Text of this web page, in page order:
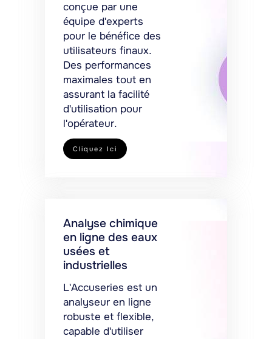
conçue par une
équipe d'experts
pour le bénéfice des
utilisateurs finaux.
Des performances
maximales tout en
assurant la facilité
d'utilisation pour
l'opérateur.
Cliquez Ici
Analyse chimique
en ligne des eaux
usées et
industrielles
L'Accuseries est un
analyseur en ligne
robuste et flexible,
capable d'utiliser